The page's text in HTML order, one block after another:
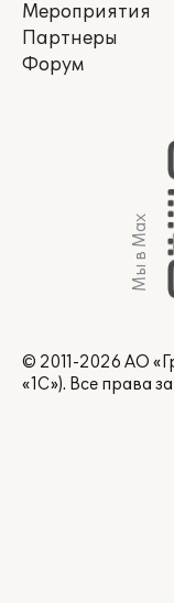
Мероприятия
Партнеры
Форум
Мы в Max
© 2011-2026 АО
«1С»). Все права